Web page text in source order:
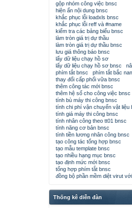
gộp nhóm công việc bnsc
hiện ẩn nội dung bnsc
khắc phục lỗi loadxls bnsc
khắc phục lỗi reff và #name
kiểm tra các bảng biểu bnsc
làm tròn giá trị dự thầu
làm tròn giá trị dự thầu bnsc
lưu giá thông báo bnsc
lấy dữ liệu chạy hồ sơ
lấy dữ liệu chạy hồ sơ bnsc
phím tắt bnsc
phím tắt bắc
thay đổi cấp phối vữa bnsc
thêm công tác mới bnsc
thêm hệ số cho công việc bnsc
tính bù máy thi công bnsc
tính chi phí vận chuyển vật liệu
tính giá máy thi công bnsc
tính nhân công theo tt01 bnsc
tính năng cơ bản bnsc
tính tiền lương nhân công bnsc
tạo công tác tổng hợp bnsc
tạo mẫu template bnsc
tạo nhiều hạng mục bnsc
tạo định mức mới bnsc
tổng hợp phím tắt bnsc
đồng bộ phần mềm diệt virut
Thống kê diễn đàn